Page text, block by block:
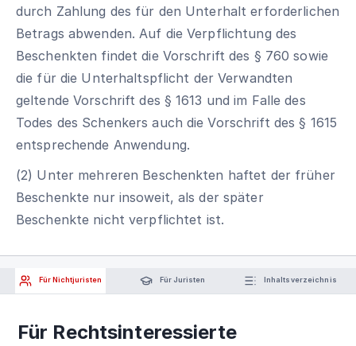
durch Zahlung des für den Unterhalt erforderlichen
Betrags abwenden. Auf die Verpflichtung des
Beschenkten findet die Vorschrift des § 760 sowie
die für die Unterhaltspflicht der Verwandten
geltende Vorschrift des § 1613 und im Falle des
Todes des Schenkers auch die Vorschrift des § 1615
entsprechende Anwendung.
(2) Unter mehreren Beschenkten haftet der früher
Beschenkte nur insoweit, als der später
Beschenkte nicht verpflichtet ist.
Für Nichtjuristen Für Juristen Inhaltsverzeichnis
Für Rechtsinteressierte